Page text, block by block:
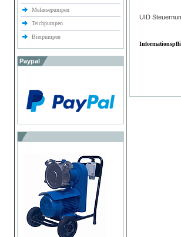
Melassepumpen
Teichpumpen
Bierpumpen
Paypal
UID